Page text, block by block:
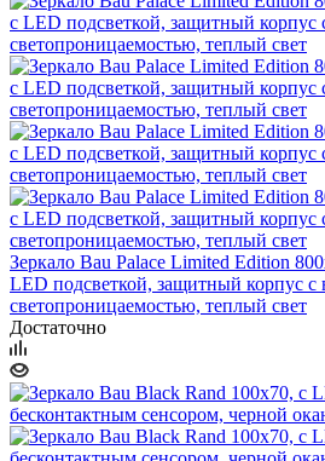
Зеркало Bau Palace Limited Edition
LED подсветкой, защитный корпус с
светопроницаемостью, теплый свет
Достаточно